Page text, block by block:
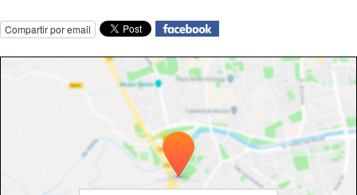
Compartir por email